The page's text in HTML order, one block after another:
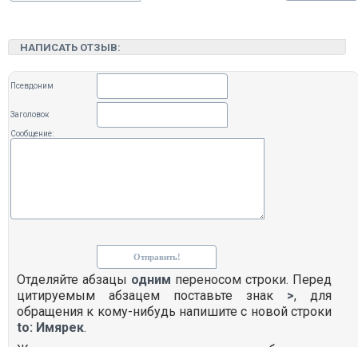
НАПИСАТЬ ОТЗЫВ:
Псевдоним
Заголовок
Сообщение:
Отделяйте абзацы одним переносом строки. Перед
цитируемым абзацем поставьте знак >, для
обращения к кому-нибудь напишите с новой строки
to: Имярек.